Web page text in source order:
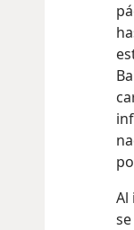
Al